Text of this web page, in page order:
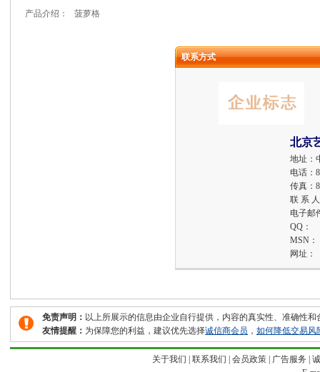
产品介绍：
菠萝格
联系方式
北京
地址：
电话：
传真：
联 系
电子邮
QQ：
MSN：
网址：
免责声明： 以上所展示的信息由企业自行提供，内容的真实性、准确性
友情提醒： 为保障您的利益，建议优先选择诚信商会员 ， 如何降低交易风
关于我们 联系我们 会员政策| 广告服务